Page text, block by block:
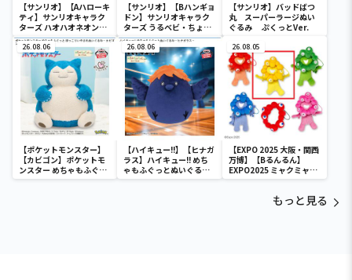
【サンリオ】【Aハローキ
ティ】サンリオキャラク
ターズ ハオハオネオンタ
ウンドールBIGタイプ1
【サンリオ】【Bハンギョ
ドン】サンリオキャラク
ターズ うるベビ・ちょい
デカドール
【サンリオ】バッドばつ
丸 スーパーラージぬい
ぐるみ ぷくっとVer.
26.08.06
【ポケットモンスター】
【カビゴン】ポケットモ
ンスター めちゃもふぐっ
と ほっこりいやされぬい
26.08.06
【ハイキュー!!】【ヒナガ
ラス】ハイキュー!! めち
ゃもふぐっとぬいぐるみ
～ヒナガラス～
26.08.05
【EXPO 2025 大阪・関西
万博】【Bるんるん】
EXPO2025 ミャクミャク
カラフルゴム紐付きぬい
もっと見る